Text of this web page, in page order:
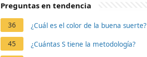
Preguntas en tendencia
36 ¿Cuál es el color de la buena suerte?
45 ¿Cuántas S tiene la metodología?